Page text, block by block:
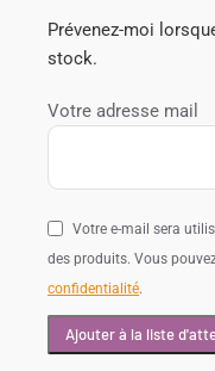
Prévenez-moi
stock.
Votre adresse mail
Votre e-mail sera
des produits. Vous
confidentialité.